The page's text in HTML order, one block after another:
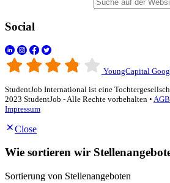
Social
YoungCapital
StudentJob International ist eine
2023 StudentJob - Alle Rechte vorbehalten • AGB
Impressum
Close
Wie sortieren wir
Sortierung von Stellenangeboten